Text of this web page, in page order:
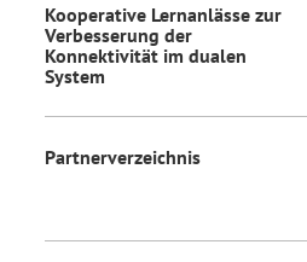
Kooperative Lernanlässe zur
Verbesserung der
Konnektivität im dualen
System
Partnerverzeichnis